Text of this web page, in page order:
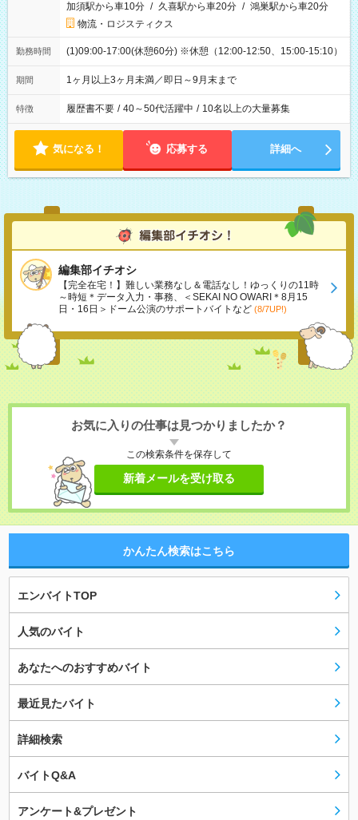
加須駅から車10分 / 久喜駅から車20分 / 鴻巣駅から車20分
物流・ロジスティクス
勤務時間 (1)09:00-17:00(休憩60分) ※休憩（12:00-12:50、15:00-15:10）
期間 1ヶ月以上3ヶ月未満／即日～9月末まで
特徴 履歴書不要 / 40～50代活躍中 / 10名以上の大量募集
気になる！ 応募する 詳細へ
編集部イチオシ
【完全在宅！】難しい業務なし＆電話なし！ゆっくりの11時
～時短＊データ入力・事務、＜SEKAI NO OWARI＊8月15
日・16日＞ドーム公演のサポートバイトなど (8/7UP!)
お気に入りの仕事は見つかりましたか？
この検索条件を保存して
新着メールを受け取る
かんたん検索はこちら
エンバイトTOP
人気のバイト
あなたへのおすすめバイト
最近見たバイト
詳細検索
バイトQ&A
アンケート&プレゼント